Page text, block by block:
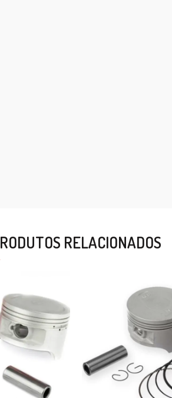
RELACIONADOS